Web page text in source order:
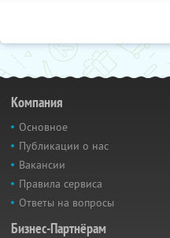
Компания
Основное
Публикации о нас
Вакансии
Правила сервиса
Ответы на вопросы
Бизнес-Партнёрам